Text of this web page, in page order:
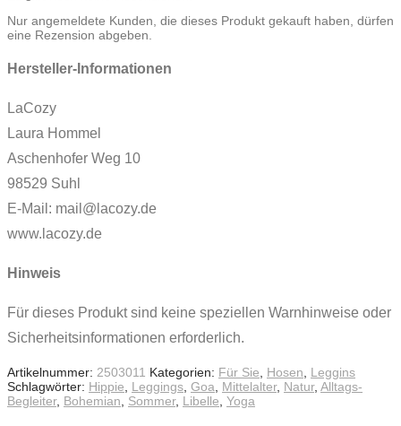
Nur angemeldete Kunden, die dieses Produkt gekauft haben, dürfen
eine Rezension abgeben.
Hersteller-Informationen
LaCozy
Laura Hommel
Aschenhofer Weg 10
98529 Suhl
E-Mail: mail@lacozy.de
www.lacozy.de
Hinweis
Für dieses Produkt sind keine speziellen Warnhinweise oder
Sicherheitsinformationen erforderlich.
Artikelnummer: 2503011 Kategorien: Für Sie, Hosen, Leggins
Schlagwörter: Hippie, Leggings, Goa, Mittelalter, Natur, Alltags-
Begleiter, Bohemian, Sommer, Libelle, Yoga